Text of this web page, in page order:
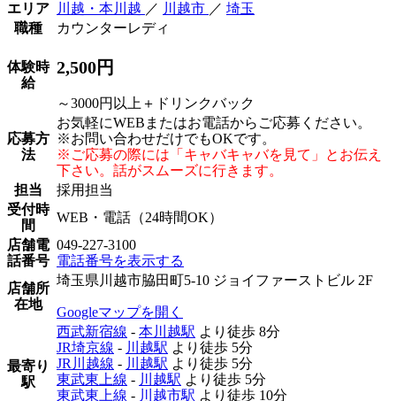
エリア
川越・本川越 ／ 川越市 ／ 埼玉
職種
カウンターレディ
体験時
給
2,500円
～3000円以上＋ドリンクバック
応募方
法
お気軽にWEBまたはお電話からご応募ください。
※お問い合わせだけでもOKです。
※ご応募の際には「キャバキャバを見て」とお伝え
下さい。話がスムーズに行きます。
担当
採用担当
受付時
間
WEB・電話（24時間OK）
店舗電
話番号
049-227-3100
電話番号を表示する
店舗所
在地
埼玉県川越市脇田町5-10 ジョイファーストビル 2F
Googleマップを開く
最寄り
駅
西武新宿線 - 本川越駅 より徒歩 8分
JR埼京線 - 川越駅 より徒歩 5分
JR川越線 - 川越駅 より徒歩 5分
東武東上線 - 川越駅 より徒歩 5分
東武東上線 - 川越市駅 より徒歩 10分